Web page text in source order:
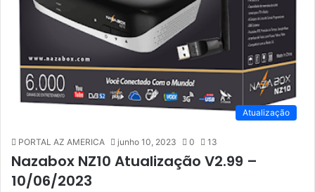
Atualização
PORTAL AZ AMERICA junho 10, 2023 0 13
Nazabox NZ10 Atualização V2.99 –
10/06/2023